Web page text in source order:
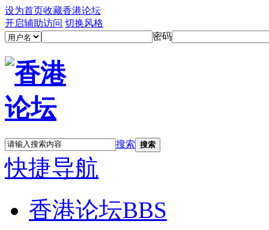
设为首页收藏香港论坛
开启辅助访问 切换风格
密码
搜索 搜索
快捷导航
香港论坛BBS